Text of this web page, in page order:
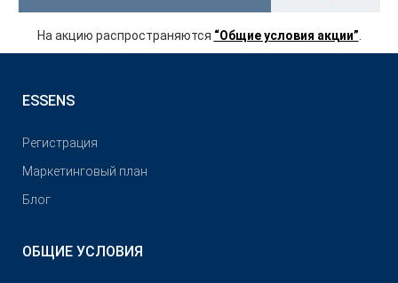
На акцию распространяются “Общие условия акции”
ESSENS
Pегистрация
Маркетинговый план
Блог
ОБЩИЕ УСЛОВИЯ